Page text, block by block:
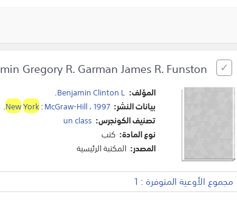
المؤلف: Benjamin Clinton L
.
بيانات النشر:
NewYork:McGraw-Hill،1997
.
تصنيف الكونجرس: un class
نوع المادة: كتب
المصدر: المكتبة الرئيسية
مجموع الأوعية المتوفرة : 1